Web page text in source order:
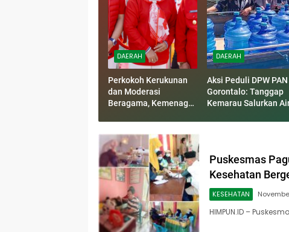
DAERAH
Perkokoh Kerukunan
dan Moderasi
Beragama, Kemenag
Kebangsaan
DAERAH
Aksi Peduli DPW PAN
Gorontalo: Tanggap
Kemarau Salurkan
Puskesmas
Kesehatan
KESEHATAN
HIMPUN.ID –